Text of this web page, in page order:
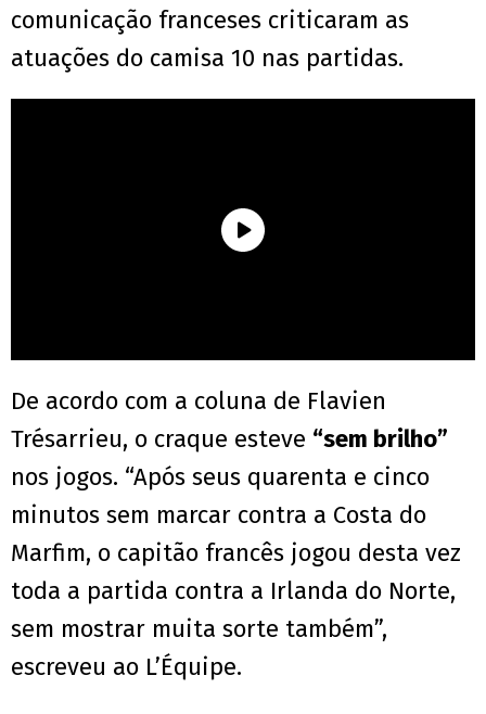
comunicação franceses criticaram as
atuações do camisa 10 nas partidas.
De acordo com a coluna de Flavien
Trésarrieu, o craque esteve “sem brilho”
nos jogos. “Após seus quarenta e cinco
minutos sem marcar contra a Costa do
Marfim, o capitão francês jogou desta vez
toda a partida contra a Irlanda do Norte,
sem mostrar muita sorte também”,
escreveu ao L’Équipe.